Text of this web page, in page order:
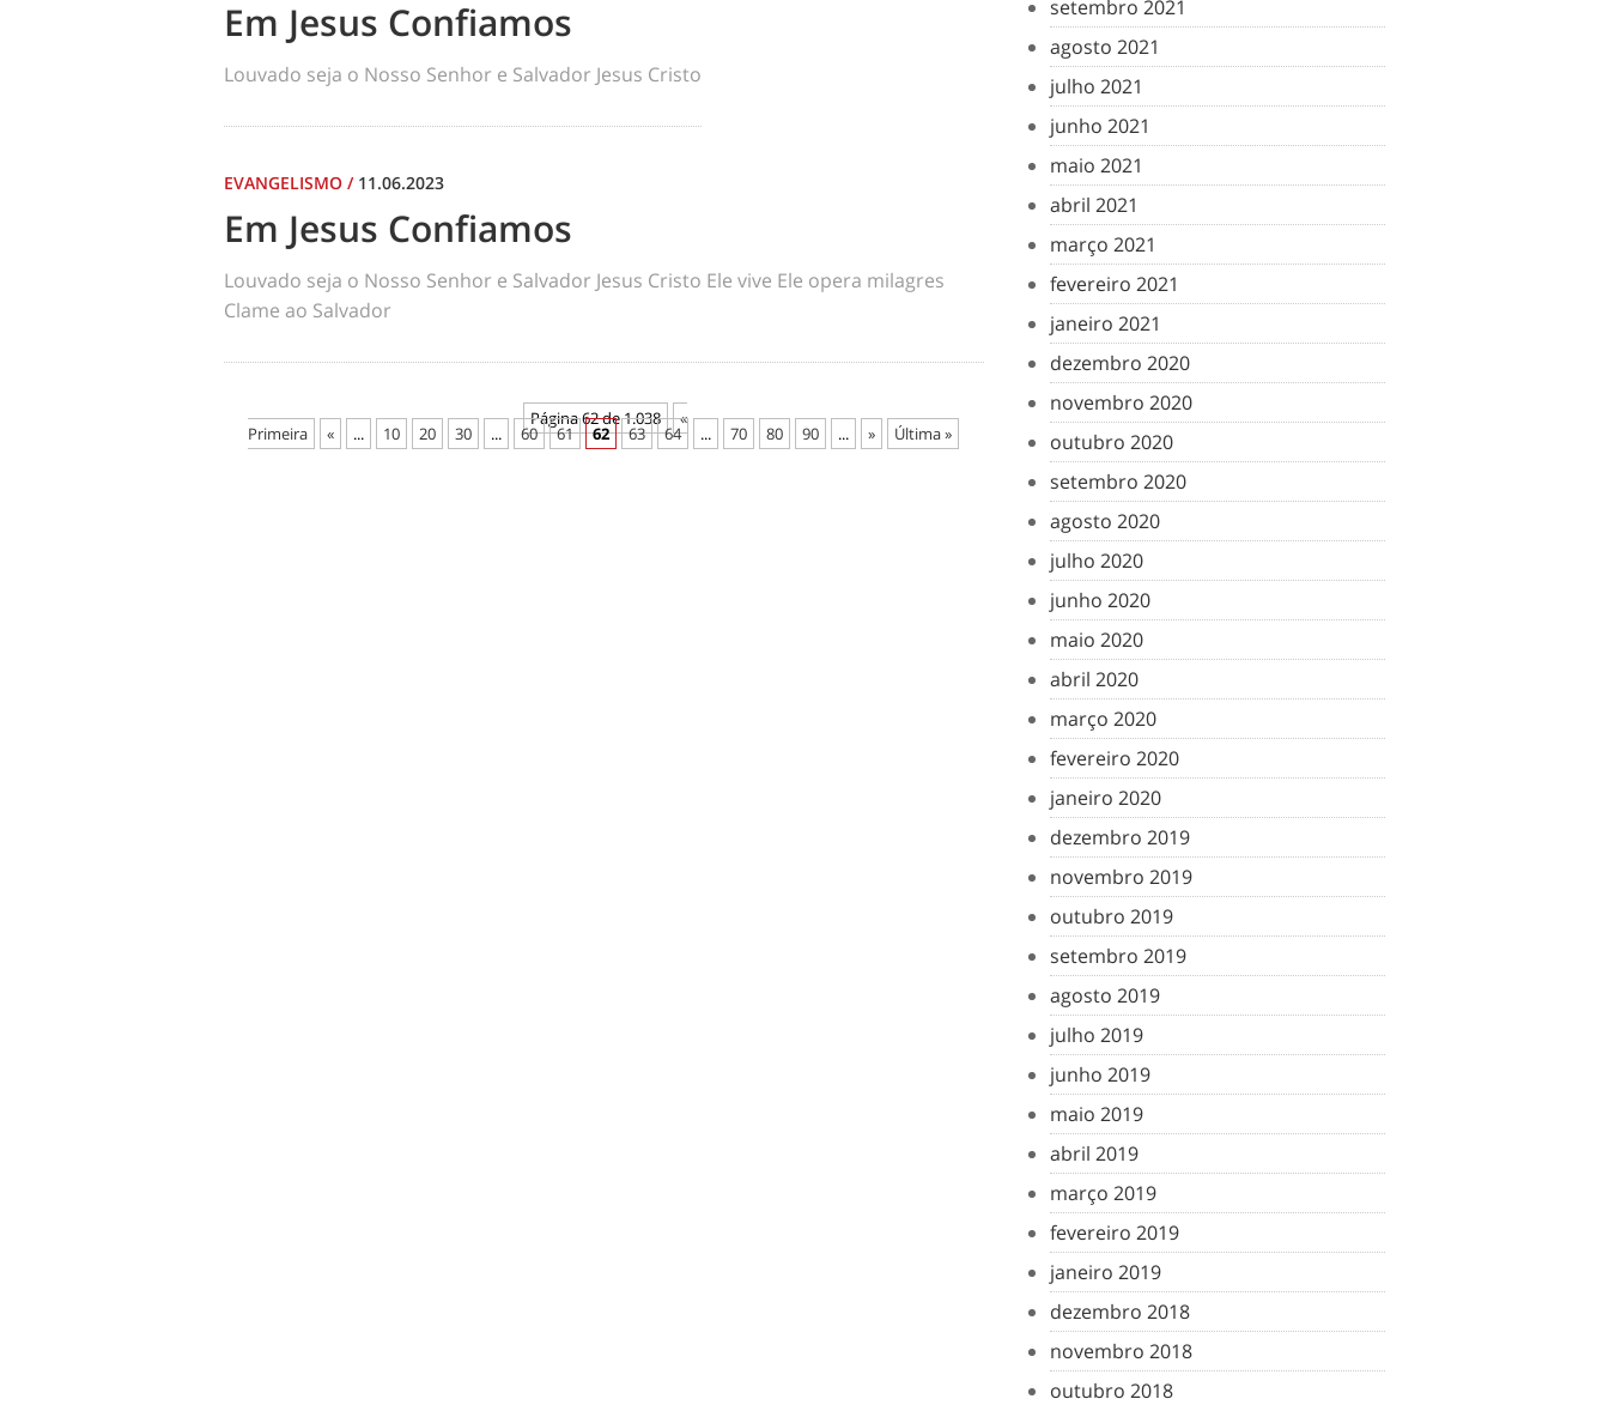
Em Jesus Confiamos
Louvado seja o Nosso Senhor e Salvador Jesus Cristo
EVANGELISMO / 11.06.2023
Em Jesus Confiamos
Louvado seja o Nosso Senhor e Salvador Jesus Cristo Ele vive Ele opera milagres
Clame ao Salvador
Página 62 de 1.038 «
Primeira « ... 10 20 30 ... 60 61 62 63 64 ... 70 80 90 ... » Última »
setembro 2021
agosto 2021
julho 2021
junho 2021
maio 2021
abril 2021
março 2021
fevereiro 2021
janeiro 2021
dezembro 2020
novembro 2020
outubro 2020
setembro 2020
agosto 2020
julho 2020
junho 2020
maio 2020
abril 2020
março 2020
fevereiro 2020
janeiro 2020
dezembro 2019
novembro 2019
outubro 2019
setembro 2019
agosto 2019
julho 2019
junho 2019
maio 2019
abril 2019
março 2019
fevereiro 2019
janeiro 2019
dezembro 2018
novembro 2018
outubro 2018